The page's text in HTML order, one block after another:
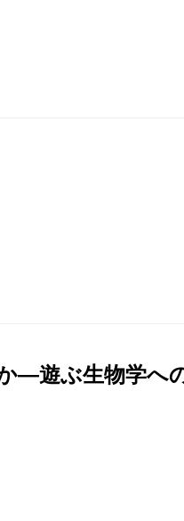
―遊ぶ生物学へ